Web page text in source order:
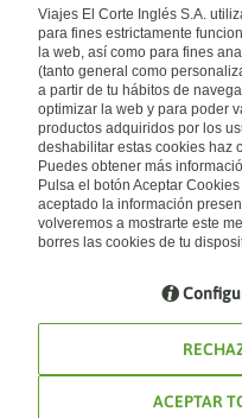
Quiénes somos
Financiación
Sostenibilidad
Turismo accesible
Tarjeta El Corte Inglés
Trabaja con nosotros
El Corte Inglés
Canal Ético
Enlaces de interés
Guías de viaje
Catálogos
Auto check-in
Condiciones Generales
Política de privacidad
Política de cookies
Accesibilidad
Empresas/ Grupos
Internacional
España
Visita nuestro blog
Blog de Viajes el Corte
Viajes El Corte Inglés S.A.
para fines estrictamente
la web, así como para fines
(tanto general como
a partir de tu hábitos de
optimizar la web y para poder
productos adquiridos por los
deshabilitar estas cookies haz
Puedes obtener más
Pulsa el botón Aceptar
aceptado la información
volveremos a mostrarte este
borres las cookies de tu
ACEPTAR